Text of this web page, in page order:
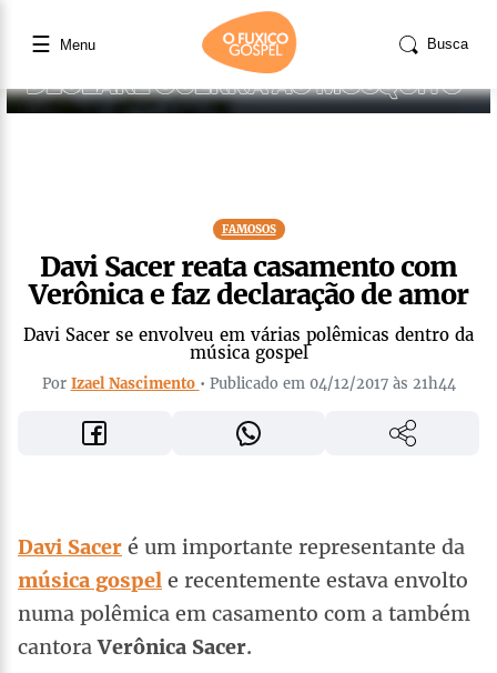
☰ Menu Busca
FAMOSOS
Davi Sacer reata casamento com
Verônica e faz declaração de amor
Davi Sacer se envolveu em várias polêmicas dentro da
música gospel
Por Izael Nascimento • Publicado em 04/12/2017 às 21h44
Davi Sacer é um importante representante da
música gospel e recentemente estava envolto
numa polêmica em casamento com a também
cantoraVerônica Sacer.